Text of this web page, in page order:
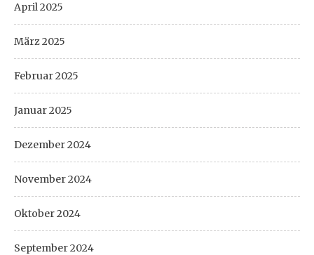
April 2025
März 2025
Februar 2025
Januar 2025
Dezember 2024
November 2024
Oktober 2024
September 2024